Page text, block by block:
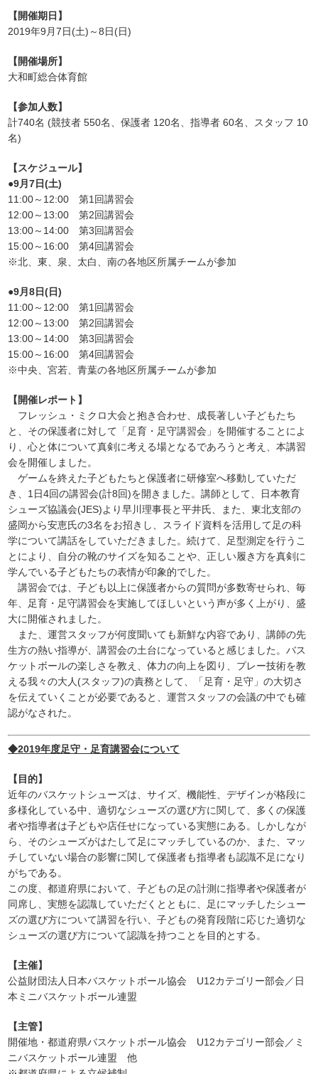
【開催期日】
2019年9月7日(土)～8日(日)
【開催場所】
大和町総合体育館
【参加人数】
計740名 (競技者 550名、保護者 120名、指導者 60名、スタッフ 10
名)
【スケジュール】
●9月7日(土)
11:00～12:00 第1回講習会
12:00～13:00 第2回講習会
13:00～14:00 第3回講習会
15:00～16:00 第4回講習会
※北、東、泉、太白、南の各地区所属チームが参加
●9月8日(日)
11:00～12:00 第1回講習会
12:00～13:00 第2回講習会
13:00～14:00 第3回講習会
15:00～16:00 第4回講習会
※中央、宮若、青葉の各地区所属チームが参加
【開催レポート】
フレッシュ・ミクロ大会と抱き合わせ、成長著しい子どもたち
と、その保護者に対して「足育・足守講習会」を開催することによ
り、心と体について真剣に考える場となるであろうと考え、本講習
会を開催しました。
ゲームを終えた子どもたちと保護者に研修室へ移動していただ
き、1日4回の講習会(計8回)を開きました。講師として、日本教育
シューズ協議会(JES)より早川理事長と平井氏、また、東北支部の
盛岡から安恵氏の3名をお招きし、スライド資料を活用して足の科
学について講話をしていただきました。続けて、足型測定を行うこ
とにより、自分の靴のサイズを知ることや、正しい履き方を真剣に
学んでいる子どもたちの表情が印象的でした。
講習会では、子ども以上に保護者からの質問が多数寄せられ、毎
年、足育・足守講習会を実施してほしいという声が多く上がり、盛
大に開催されました。
また、運営スタッフが何度聞いても新鮮な内容であり、講師の先
生方の熱い指導が、講習会の土台になっていると感じました。バス
ケットボールの楽しさを教え、体力の向上を図り、プレー技術を教
える我々の大人(スタッフ)の責務として、「足育・足守」の大切さ
を伝えていくことが必要であると、運営スタッフの会議の中でも確
認がなされた。
◆2019年度足守・足育講習会について
【目的】
近年のバスケットシューズは、サイズ、機能性、デザインが格段に
多様化している中、適切なシューズの選び方に関して、多くの保護
者や指導者は子どもや店任せになっている実態にある。しかしなが
ら、そのシューズがはたして足にマッチしているのか、また、マッ
チしていない場合の影響に関して保護者も指導者も認識不足になり
がちである。
この度、都道府県において、子どもの足の計測に指導者や保護者が
同席し、実態を認識していただくとともに、足にマッチしたシュー
ズの選び方について講習を行い、子どもの発育段階に応じた適切な
シューズの選び方について認識を持つことを目的とする。
【主催】
公益財団法人日本バスケットボール協会 U12カテゴリー部会／日
本ミニバスケットボール連盟
【主管】
開催地・都道府県バスケットボール協会 U12カテゴリー部会／ミ
ニバスケットボール連盟 他